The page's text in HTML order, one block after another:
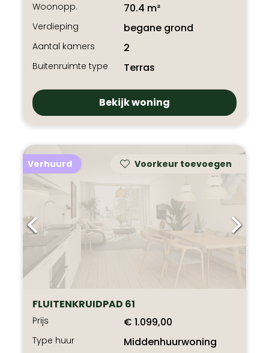
Woonopp. 70.4 m²
Verdieping begane grond
Aantal kamers 2
Buitenruimte type Terras
Bekijk woning
Voorkeur toevoegen
Verhuurd
FLUITENKRUIDPAD 61
Prijs € 1.099,00
Type huur Middenhuurwoning